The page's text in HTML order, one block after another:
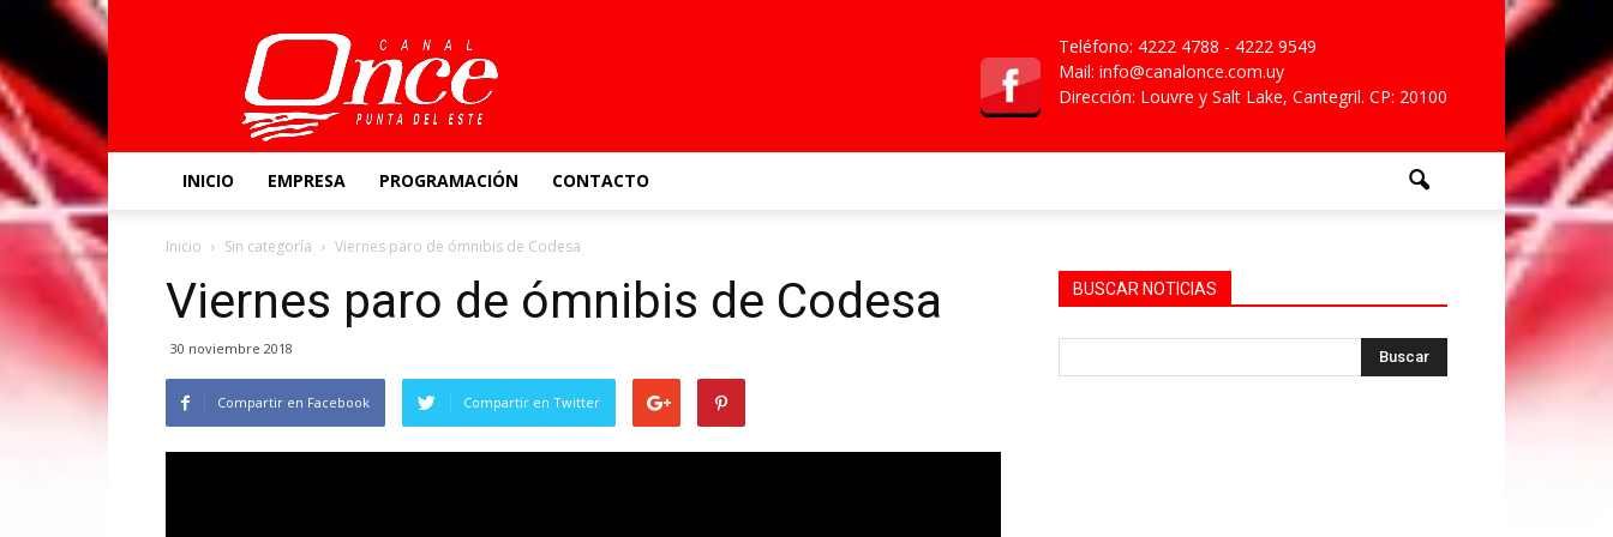
Canal
Once
Teléfono: 4222 4788 - 4222 9549
Mail: info@canalonce.com.uy
Dirección: Louvre y Salt Lake, Cantegril. CP: 20100
INICIO EMPRESA PROGRAMACIÓN CONTACTO
Inicio Sin categoría Viernes paro de ómnibis de Codesa
Viernes paro de ómnibis de Codesa
30 noviembre 2018
Compartir en Facebook Compartir en Twitter
BUSCAR NOTICIAS